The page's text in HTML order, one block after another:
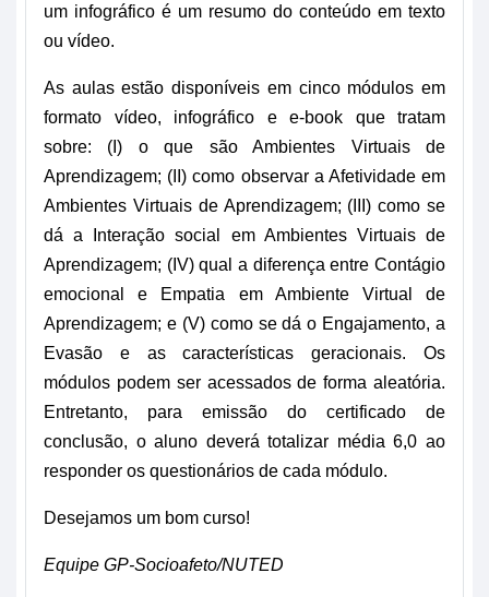
um infográfico é um resumo do conteúdo em texto
ou vídeo.
As aulas estão disponíveis em cinco módulos em
formato vídeo, infográfico e e-book que tratam
sobre: (I) o que são Ambientes Virtuais de
Aprendizagem; (II) como observar a Afetividade em
Ambientes Virtuais de Aprendizagem; (III) como se
dá a Interação social em Ambientes Virtuais de
Aprendizagem; (IV) qual a diferença entre Contágio
emocional e Empatia em Ambiente Virtual de
Aprendizagem; e (V) como se dá o Engajamento, a
Evasão e as características geracionais. Os
módulos podem ser acessados de forma aleatória.
Entretanto, para emissão do certificado de
conclusão, o aluno deverá totalizar média 6,0 ao
responder os questionários de cada módulo.
Desejamos um bom curso!
Equipe GP-Socioafeto/NUTED